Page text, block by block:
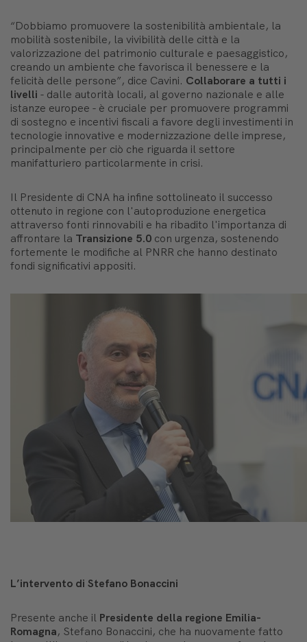
“Dobbiamo promuovere la sostenibilità ambientale, la
mobilità sostenibile, la vivibilità delle città e la
valorizzazione del patrimonio culturale e paesaggistico,
creando un ambiente che favorisca il benessere e la
felicità delle persone”, dice Cavini. Collaborare a tutti i
livelli - dalle autorità locali, al governo nazionale e alle
istanze europee - è cruciale per promuovere programmi
di sostegno e incentivi fiscali a favore degli investimenti in
tecnologie innovative e modernizzazione delle imprese,
principalmente per ciò che riguarda il settore
manifatturiero particolarmente in crisi.
Il Presidente di CNA ha infine sottolineato il successo
ottenuto in regione con l'autoproduzione energetica
attraverso fonti rinnovabili e ha ribadito l'importanza di
affrontare la Transizione 5.0 con urgenza, sostenendo
fortemente le modifiche al PNRR che hanno destinato
fondi significativi appositi.
L’intervento di Stefano Bonaccini
Presente anche il Presidente della regione Emilia-
Romagna, Stefano Bonaccini, che ha nuovamente fatto